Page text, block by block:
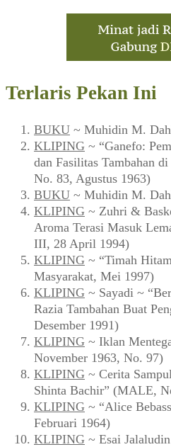
Terlaris Pekan Ini
BUKU ~ Muhidin M.
KLIPING ~ “Ganefo:
dan Fasilitas Tambahan
No. 83, Agustus 1963)
BUKU ~ Muhidin M.
KLIPING ~ Zuhri &
Aroma Terasi Masuk
III, 28 April 1994)
KLIPING ~ “Timah
Masyarakat, Mei 1997)
KLIPING ~ Sayadi ~
Razia Tambahan Buat
Desember 1991)
KLIPING ~ Iklan
November 1963, No. 97)
KLIPING ~ Cerita
Shinta Bachir” (MALE,
KLIPING ~ “Alice
Februari 1964)
KLIPING ~ Esai